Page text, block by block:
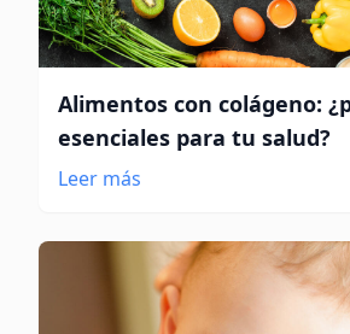
Alimentos con colágeno:
esenciales para tu salud?
Leer más